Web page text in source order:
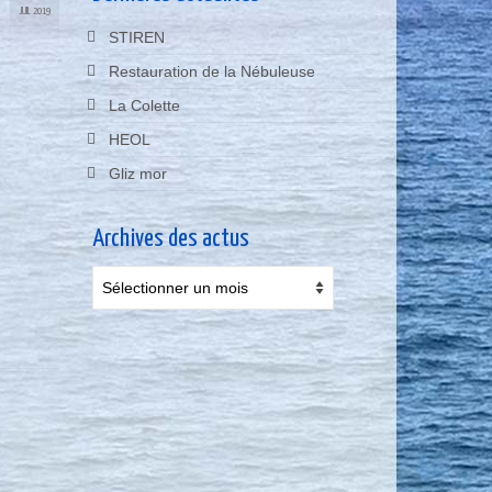
JUIL 2019
STIREN
Restauration de la Nébuleuse
La Colette
HEOL
Gliz mor
Archives des actus
des
actus